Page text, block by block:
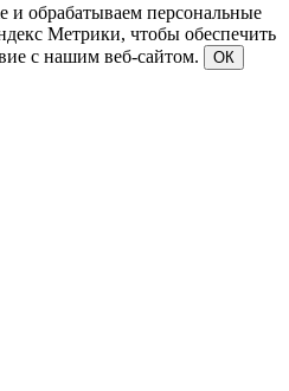
обрабатываем персональные
Метрики, чтобы обеспечить
с нашим веб-сайтом.
ОК